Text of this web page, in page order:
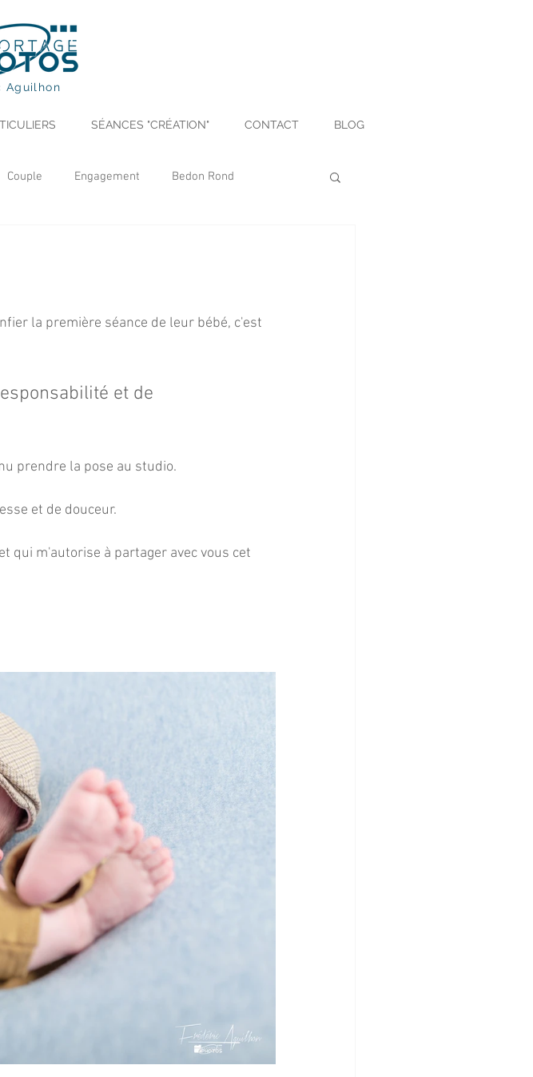
Aguilhon
SÉANCES "CRÉATION" CONTACT BLOG
Couple Engagement Bedon Rond
la première séance de leur bébé, c'est
et de
prendre la pose au studio.
et de douceur.
qui m'autorise à partager avec vous cet